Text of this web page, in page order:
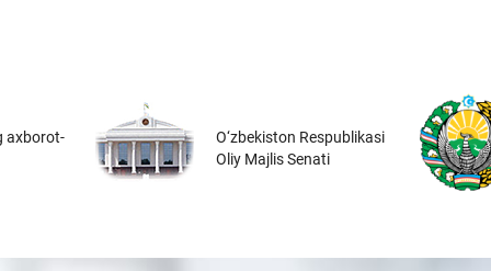
axborot-
O‘zbekiston Respublikasi
Oliy Majlis Senati